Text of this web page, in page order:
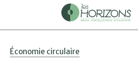
Économie circulaire